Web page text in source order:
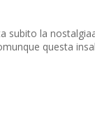
la
questa